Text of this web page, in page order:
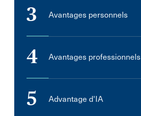
3 Avantages personnels
4 Avantages professionnels
5 Advantage d'IA